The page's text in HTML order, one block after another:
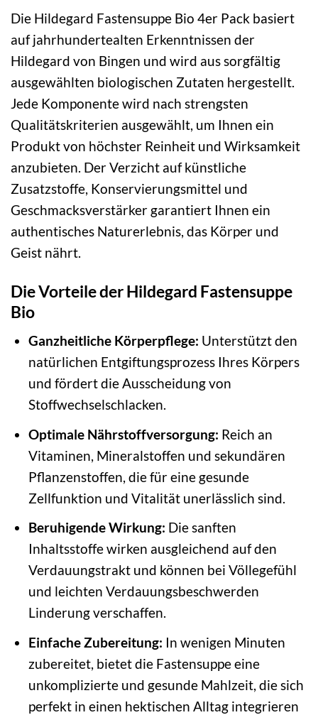
Die Hildegard Fastensuppe Bio 4er Pack basiert
auf jahrhundertealten Erkenntnissen der
Hildegard von Bingen und wird aus sorgfältig
ausgewählten biologischen Zutaten hergestellt.
Jede Komponente wird nach strengsten
Qualitätskriterien ausgewählt, um Ihnen ein
Produkt von höchster Reinheit und Wirksamkeit
anzubieten. Der Verzicht auf künstliche
Zusatzstoffe, Konservierungsmittel und
Geschmacksverstärker garantiert Ihnen ein
authentisches Naturerlebnis, das Körper und
Geist nährt.
Die Vorteile der Hildegard Fastensuppe
Bio
Ganzheitliche Körperpflege: Unterstützt den
natürlichen Entgiftungsprozess Ihres Körpers
und fördert die Ausscheidung von
Stoffwechselschlacken.
Optimale Nährstoffversorgung: Reich an
Vitaminen, Mineralstoffen und sekundären
Pflanzenstoffen, die für eine gesunde
Zellfunktion und Vitalität unerlässlich sind.
Beruhigende Wirkung: Die sanften
Inhaltsstoffe wirken ausgleichend auf den
Verdauungstrakt und können bei Völlegefühl
und leichten Verdauungsbeschwerden
Linderung verschaffen.
Einfache Zubereitung: In wenigen Minuten
zubereitet, bietet die Fastensuppe eine
unkomplizierte und gesunde Mahlzeit, die sich
perfekt in einen hektischen Alltag integrieren